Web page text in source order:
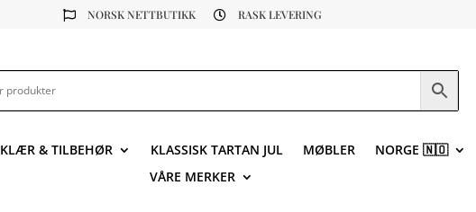
 NORSK NETTBUTIKK  RASK LEVERING
KLÆR & TILBEHØR KLASSISK TARTAN JUL MØBLER NORGE 🇳🇴
VÅRE MERKER